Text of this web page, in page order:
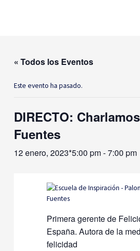
« Todos los Eventos
Este evento ha pasado.
DIRECTO:
Fuentes
12 enero, 2023*5:00 pm-7:00 pm
Primera gerente de
España. Autora de la
felicidad